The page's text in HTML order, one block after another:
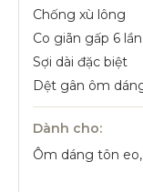
Chống xù lông
Co giãn gấp 6 lần
Sợi dài đặc biệt
Dệt gân ôm
Dành cho:
Ôm dáng tôn